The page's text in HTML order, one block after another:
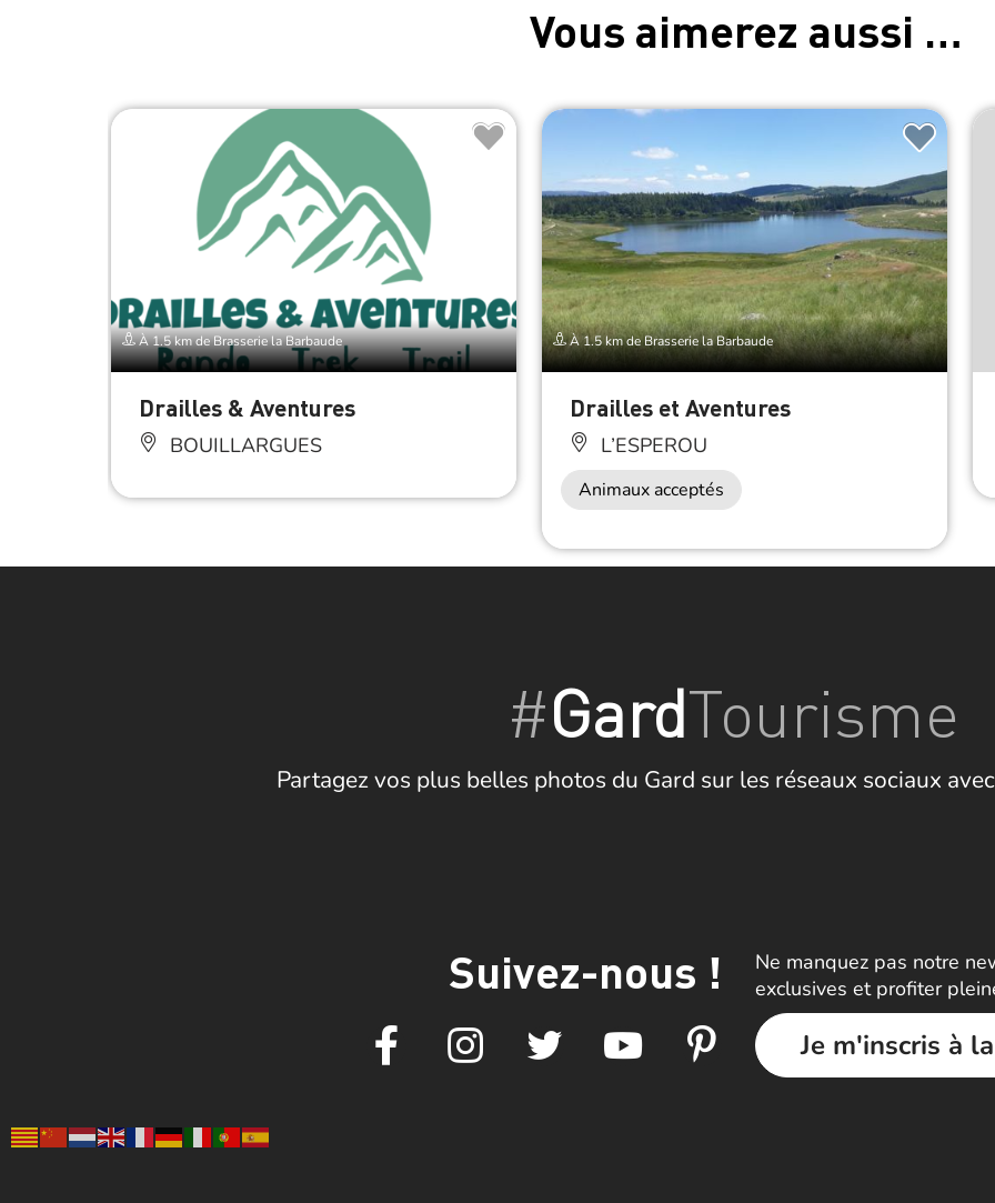
Vous aimerez aussi …
À 1.5 km de Brasserie la Barbaude
Drailles & Aventures
BOUILLARGUES
À 1.5 km de Brasserie la Barbaude
Drailles et Aventures
L’ESPEROU
Animaux acceptés
#GardTourisme
Partagez vos plus belles photos du Gard sur les réseaux sociaux
Suivez-nous !
Ne manquez pas notre
exclusives et profiter
Je m'inscris à